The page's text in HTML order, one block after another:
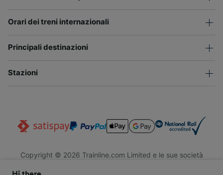
Orari dei treni internazionali
Principali destinazioni
Stazioni
Copyright © 2026 Trainline.com Limited e le sue società